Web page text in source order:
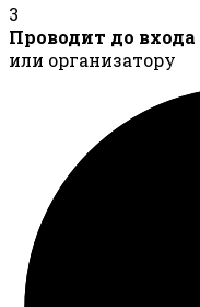
3
Проводит до входа
или организатору